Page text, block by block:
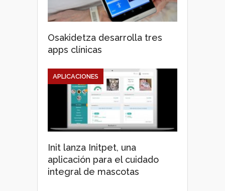
Osakidetza desarrolla tres
apps clínicas
Init lanza Initpet, una
aplicación para el cuidado
integral de mascotas
APLICACIONES